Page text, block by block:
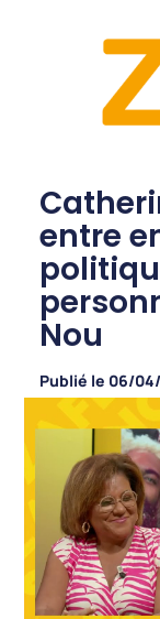
entre
Nou
Publié le 06/